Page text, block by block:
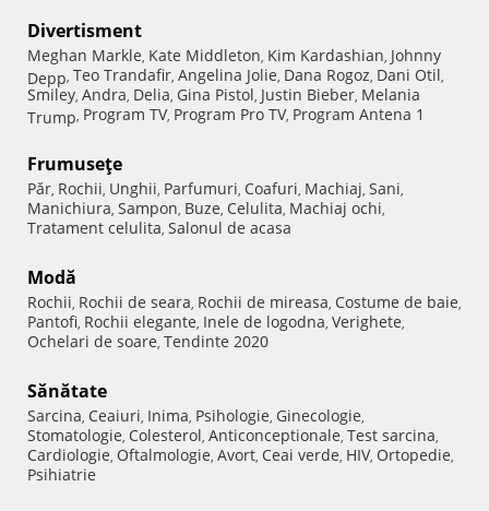
Divertisment
Meghan Markle, Kate Middleton, Kim Kardashian, Johnny
Depp, Teo Trandafir, Angelina Jolie, Dana Rogoz, Dani Otil,
Smiley, Andra, Delia, Gina Pistol, Justin Bieber, Melania
Trump, Program TV, Program Pro TV, Program Antena 1
Frumuseţe
Păr, Rochii, Unghii, Parfumuri, Coafuri, Machiaj, Sani,
Manichiura, Sampon, Buze, Celulita, Machiaj ochi,
Tratament celulita, Salonul de acasa
Modă
Rochii, Rochii de seara, Rochii de mireasa, Costume de baie,
Pantofi, Rochii elegante, Inele de logodna, Verighete,
Ochelari de soare, Tendinte 2020
Sănătate
Sarcina, Ceaiuri, Inima, Psihologie, Ginecologie,
Stomatologie, Colesterol, Anticonceptionale, Test sarcina,
Cardiologie, Oftalmologie, Avort, Ceai verde, HIV, Ortopedie,
Psihiatrie